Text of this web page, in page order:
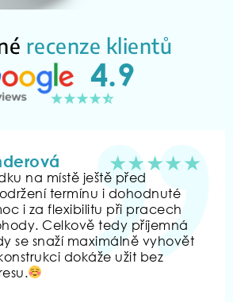
recenze klientů
4.9
★★★★★
na místě ještě před
termínu i dohodnuté
i za flexibilitu při pracech
Celkově tedy příjemná
se snaží maximálně vyhovět
dokáže užit bez